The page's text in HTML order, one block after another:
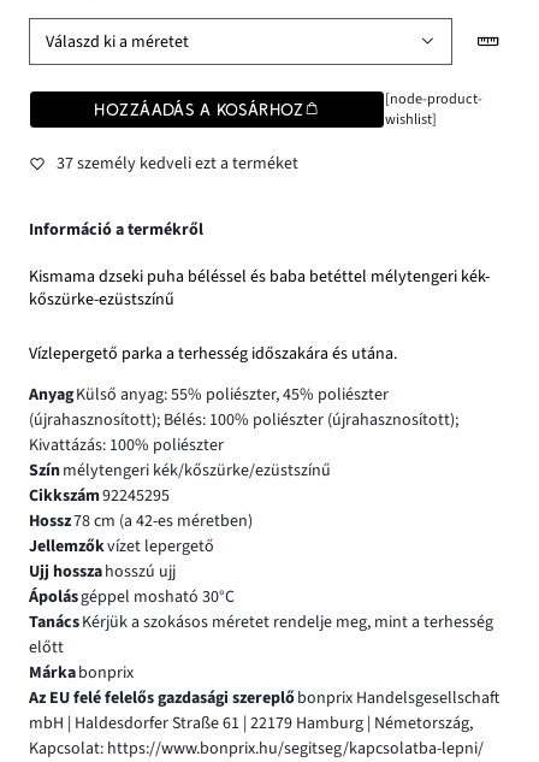
Válaszd ki a méretet
HOZZÁADÁS A KOSÁRHOZ
[node-product-
wishlist]
37 személy kedveli ezt a terméket
Információ a termékről
Kismama dzseki puha béléssel és baba betéttel mélytengeri kék-
kőszürke-ezüstszínű
Vízlepergető parka a terhesség időszakára és utána.
AnyagKülső anyag: 55% poliészter, 45% poliészter
(újrahasznosított); Bélés: 100% poliészter (újrahasznosított);
Kivattázás: 100% poliészter
Színmélytengeri kék/kőszürke/ezüstszínű
Cikkszám92245295
Hossz78 cm (a 42-es méretben)
Jellemzőkvízet lepergető
Ujj hosszahosszú ujj
Ápolásgéppel mosható 30°C
TanácsKérjük a szokásos méretet rendelje meg, mint a terhesség
előtt
Márkabonprix
Az EU felé felelős gazdasági szereplőbonprix Handelsgesellschaft
mbH | Haldesdorfer Straße 61 | 22179 Hamburg | Németország,
Kapcsolat: https://www.bonprix.hu/segitseg/kapcsolatba-lepni/